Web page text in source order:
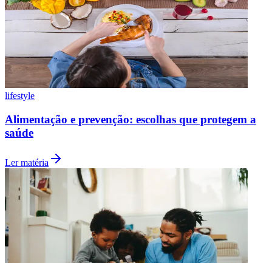
Grêmio
lifestyle
Alimentação e prevenção: escolhas que protegem a
saúde
Ler matéria